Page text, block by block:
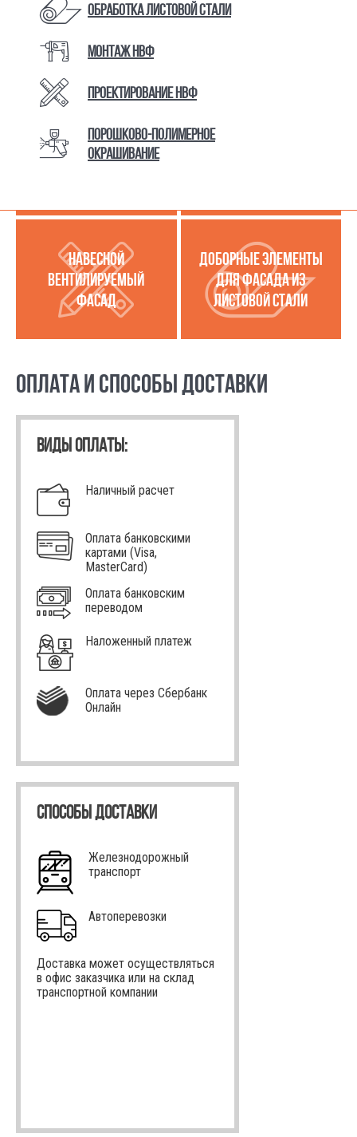
Обработка листовой стали
Монтаж НВФ
Проектирование НВФ
Порошково-полимерное
окрашивание
КАТАЛОГ ТОВАРОВ И УСЛУГ
УСЛУГИ ПО РАБОТЕ С
ЛИСТОВОЙ СТАЛЬЮ
МЕТАЛЛОКАССЕТЫ
НАВЕСНОЙ
ВЕНТИЛИРУЕМЫЙ
ФАСАД
ДОБОРНЫЕ ЭЛЕМЕНТЫ
ДЛЯ ФАСАДА ИЗ
ЛИСТОВОЙ СТАЛИ
ОПЛАТА И СПОСОБЫ ДОСТАВКИ
ВИДЫ ОПЛАТЫ:
Наличный расчет
Оплата банковскими
картами (Visa,
MasterCard)
Оплата банковским
переводом
Наложенный платеж
Оплата через Сбербанк
Онлайн
СПОСОБЫ ДОСТАВКИ
Железнодорожный
транспорт
Автоперевозки
Доставка может осуществляться
в офис заказчика или на склад
транспортной компании